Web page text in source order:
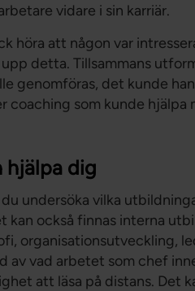
vidare i sin karriär.
höra att någon var
detta. Tillsammans
genomföras, det kunde
coaching som kunde
hjälpa dig
undersöka vilka
kan också finnas interna
organisationsutveckling,
av vad arbetet som chef
att läsa på distans. Det